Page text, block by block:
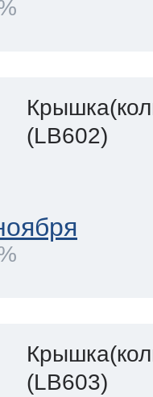
(LB602)
(LB603)